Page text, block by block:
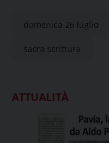
domenica 26 luglio
sacra scrittura
ATTUALITÀ